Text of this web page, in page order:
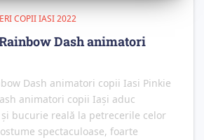
COPII IASI 2022
Dash animatori
Dash animatori copii Iasi Pinkie
animatori copii Iași aduc
bucurie reală la petrecerile celor
spectaculoase, foarte